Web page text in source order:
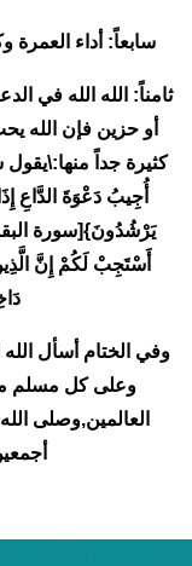
سابعاً: أداء العمرة
ثامناً: الله الله في
أو حزين فإن الله
كثيرة جداً
أُجِيبُ دَعْوَةَ الدَّاعِ
أَسْتَجِبْ لَكُمْ إِنَّ
وفي الختام أسأل
وعلى كل مسلم
العالمين,وصلى